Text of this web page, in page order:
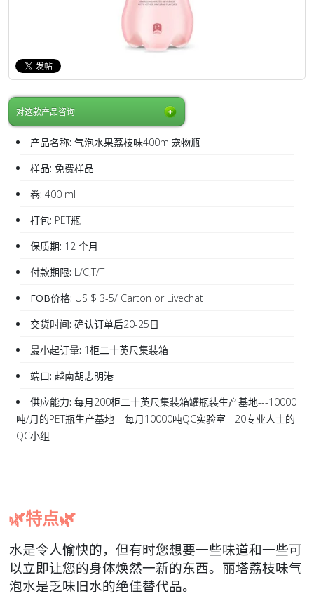
对这款产品咨询
产品名称: 气泡水果荔枝味400ml宠物瓶
样品: 免费样品
卷: 400 ml
打包: PET瓶
保质期: 12 个月
付款期限: L/C,T/T
FOB价格: US $ 3-5/ Carton or Livechat
交货时间: 确认订单后20-25日
最小起订量: 1柜二十英尺集装箱
端口: 越南胡志明港
供应能力: 每月200柜二十英尺集装箱罐瓶装生产基地---10000
吨/月的PET瓶生产基地---每月10000吨QC实验室 - 20专业人士的
QC小组
🌿特点🌿
水是令人愉快的，但有时您想要一些味道和一些可
以立即让您的身体焕然一新的东西。丽塔荔枝味气
泡水是乏味旧水的绝佳替代品。